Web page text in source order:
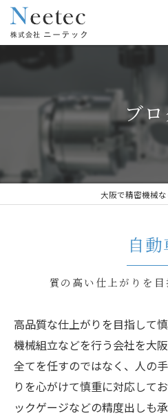
ブ
大阪で精密機械
自動
質の高い仕上がりを
高品質な仕上がりを目指して
機械組立などを行う会社を大
全てを任すのではなく、人の
りを心がけて慎重に対応して
ックゲージなどの精度出しも